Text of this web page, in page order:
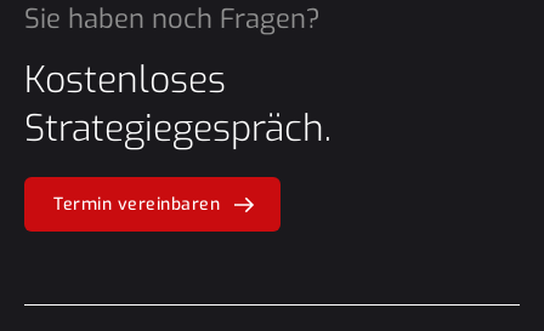
Sie haben noch Fragen?
Kostenloses
Strategiegespräch.
Termin vereinbaren